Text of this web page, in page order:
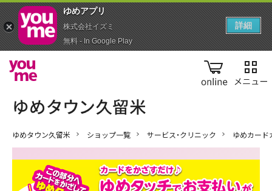
online
ゆめタウン久留米 ショップ一覧 サービス・クリニック ゆめカード
ゆめアプ‪リ‬
株式会社イズミ
無料 - In Google Play
詳細